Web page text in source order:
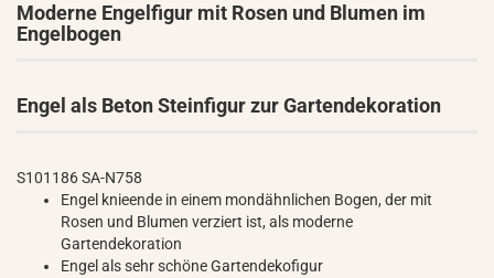
Moderne Engelfigur mit Rosen und Blumen im
Engelbogen
Engel als Beton Steinfigur zur Gartendekoration
S101186 SA-N758
Engel knieende in einem mondähnlichen Bogen, der mit
Rosen und Blumen verziert ist, als moderne
Gartendekoration
Engel als sehr schöne Gartendekofigur